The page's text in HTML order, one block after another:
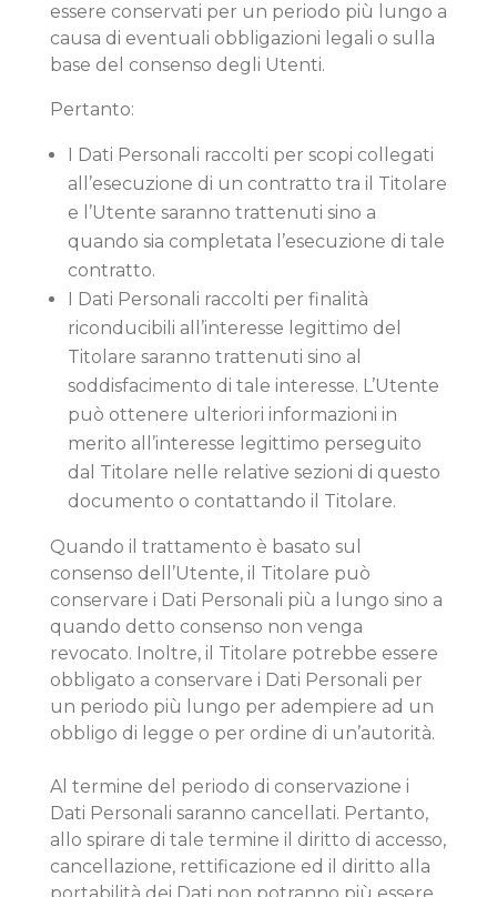
essere conservati per un periodo più lungo a
causa di eventuali obbligazioni legali o sulla
base del consenso degli Utenti.
Pertanto:
I Dati Personali raccolti per scopi collegati
all’esecuzione di un contratto tra il Titolare
e l’Utente saranno trattenuti sino a
quando sia completata l’esecuzione di tale
contratto.
I Dati Personali raccolti per finalità
riconducibili all’interesse legittimo del
Titolare saranno trattenuti sino al
soddisfacimento di tale interesse. L’Utente
può ottenere ulteriori informazioni in
merito all’interesse legittimo perseguito
dal Titolare nelle relative sezioni di questo
documento o contattando il Titolare.
Quando il trattamento è basato sul
consenso dell’Utente, il Titolare può
conservare i Dati Personali più a lungo sino a
quando detto consenso non venga
revocato. Inoltre, il Titolare potrebbe essere
obbligato a conservare i Dati Personali per
un periodo più lungo per adempiere ad un
obbligo di legge o per ordine di un’autorità.
Al termine del periodo di conservazione i
Dati Personali saranno cancellati. Pertanto,
allo spirare di tale termine il diritto di accesso,
cancellazione, rettificazione ed il diritto alla